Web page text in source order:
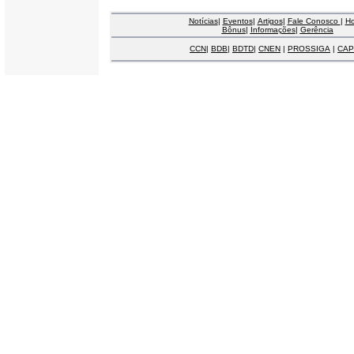
Notícias| Eventos| Artigos| Fale Conosco |
Bônus| Informações| Gerência
CCN| BDB| BDTD| CNEN | PROSSIGA |